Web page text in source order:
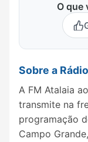
O que
Sobre a
A FM Atalaia
transmite na
programação
Campo